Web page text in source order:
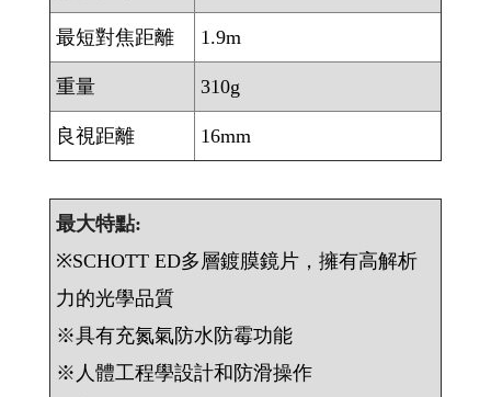
最短對焦距離 1.9m
重量 310g
良視距離 16mm
最大特點:
※SCHOTT ED多層鍍膜鏡片，擁有高解析
力的光學品質
※具有充氮氣防水防霉功能
※人體工程學設計和防滑操作